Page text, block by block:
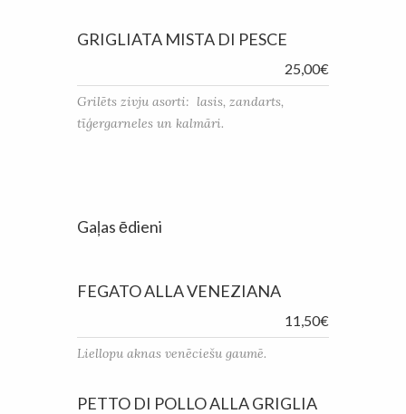
GRIGLIATA MISTA DI PESCE
25,00€
Grilēts zivju asorti: lasis, zandarts,
tīģergarneles un kalmāri.
Gaļas ēdieni
FEGATO ALLA VENEZIANA
11,50€
Liellopu aknas venēciešu gaumē.
PETTO DI POLLO ALLA GRIGLIA